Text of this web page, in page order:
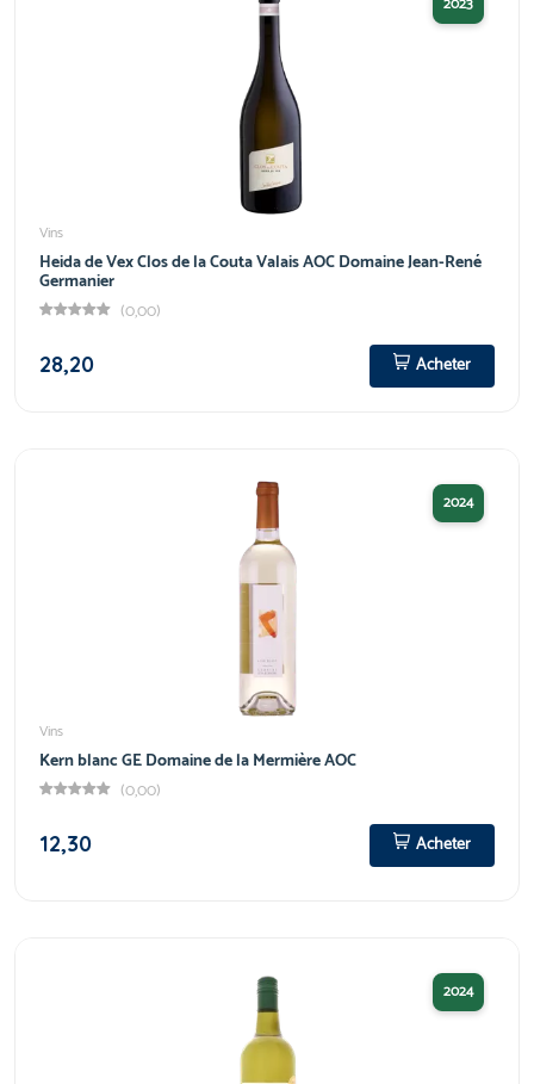
Vins
Heida de Vex Clos de la Couta Valais AOC Domaine Jean-René
Germanier
(0,00)
28,20
Acheter
2024
Vins
Kern blanc GE Domaine de la Mermière AOC
(0,00)
12,30
Acheter
2024